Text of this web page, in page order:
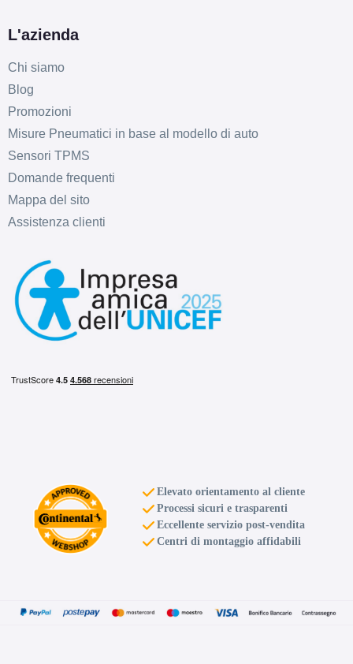
L'azienda
Chi siamo
Blog
Promozioni
Misure Pneumatici in base al modello di auto
Sensori TPMS
Domande frequenti
Mappa del sito
Assistenza clienti
Elevato orientamento al cliente
Processi sicuri e trasparenti
Eccellente servizio post-vendita
Centri di montaggio affidabili